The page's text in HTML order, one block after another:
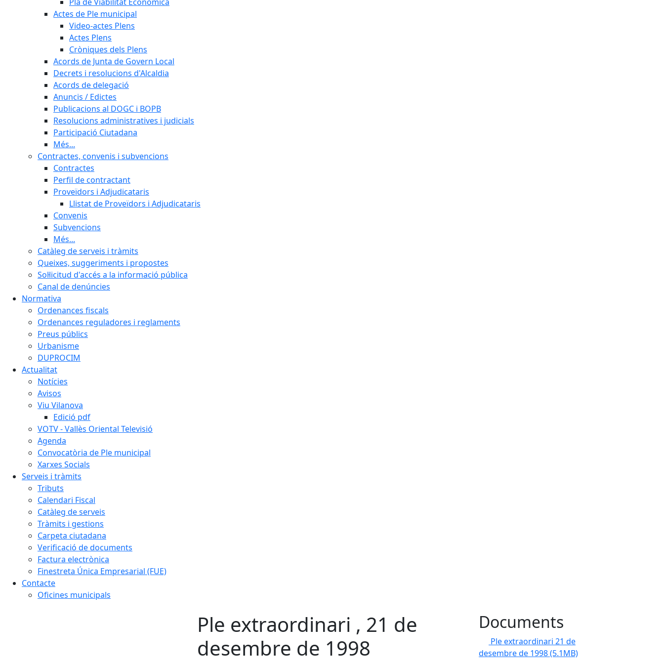
Actes de Ple municipal
Video-actes Plens
Actes Plens
Cròniques dels Plens
Acords de Junta de Govern Local
Decrets i resolucions d'Alcaldia
Acords de delegació
Anuncis / Edictes
Publicacions al DOGC i BOPB
Resolucions administratives i judicials
Participació Ciutadana
Més...
Contractes, convenis i subvencions
Contractes
Perfil de contractant
Proveïdors i Adjudicataris
Llistat de Proveïdors i Adjudicataris
Convenis
Subvencions
Més...
Catàleg de serveis i tràmits
Queixes, suggeriments i propostes
Sol·licitud d'accés a la informació pública
Canal de denúncies
Normativa
Ordenances fiscals
Ordenances reguladores i reglaments
Preus públics
Urbanisme
DUPROCIM
Actualitat
Notícies
Avisos
Viu Vilanova
Edició pdf
VOTV - Vallès Oriental Televisió
Agenda
Convocatòria de Ple municipal
Xarxes Socials
Serveis i tràmits
Tributs
Calendari Fiscal
Catàleg de serveis
Tràmits i gestions
Carpeta ciutadana
Verificació de documents
Factura electrònica
Finestreta Única Empresarial (FUE)
Contacte
Oficines municipals
Ple extraordinari , 21 de
desembre de 1998
Documents
Ple extraordinari 21 de
desembre de 1998(5.1MB)